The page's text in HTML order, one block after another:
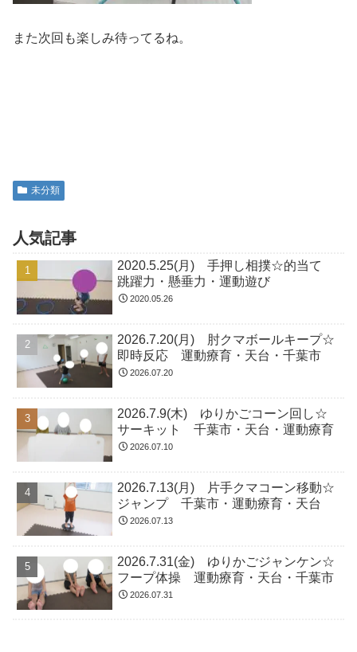
また次回も楽しみ待ってるね。
未分類
人気記事
2020.5.25(月) 手押し相撲☆的当て
跳躍力・懸垂力・運動遊び
2020.05.26
2026.7.20(月) 肘クマボールキープ☆
即時反応 運動療育・天台・千葉市
2026.07.20
2026.7.9(木) ゆりかごコーン回し☆
サーキット 千葉市・天台・運動療育
2026.07.10
2026.7.13(月) 片手クマコーン移動☆
ジャンプ 千葉市・運動療育・天台
2026.07.13
2026.7.31(金) ゆりかごジャンケン☆
フープ体操 運動療育・天台・千葉市
2026.07.31